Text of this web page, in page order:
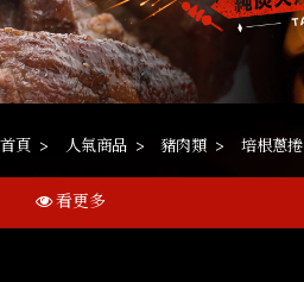
首頁 人氣商品 豬肉類 培根蔥捲
看更多